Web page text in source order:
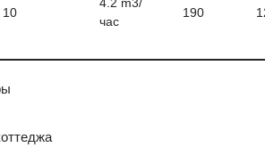
10
4.2 m3/
час
190